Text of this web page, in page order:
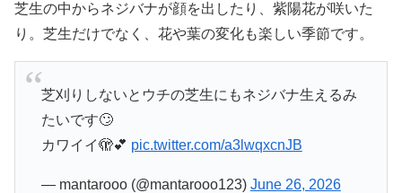
芝生の中からネジバナが顔を出したり、紫陽花が咲いた
り。芝生だけでなく、花や葉の変化も楽しい季節です。
芝刈りしないとウチの芝生にもネジバナ生えるみ
たいです🙄
カワイイ🫣💕 pic.twitter.com/a3lwqxcnJB
— mantarooo (@mantarooo123) June 26, 2026